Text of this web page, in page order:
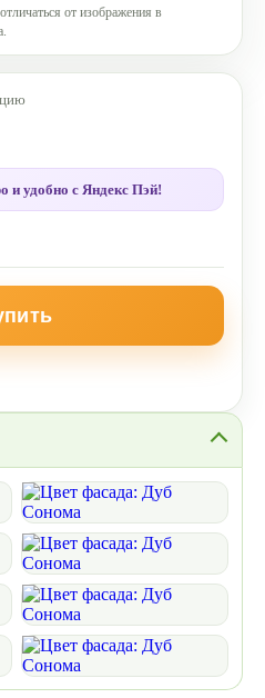
от изображения в
и удобно с Яндекс Пэй!